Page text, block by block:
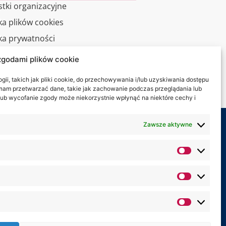
plików cookie
takich jak pliki cookie, do przechowywania i/lub uzyskiwania dostępu
przetwarzać dane, takie jak zachowanie podczas przeglądania lub
wycofanie zgody może niekorzystnie wpłynąć na niektóre cechy i
Zawsze aktywne
organizacyjne
plików cookies
prywatności